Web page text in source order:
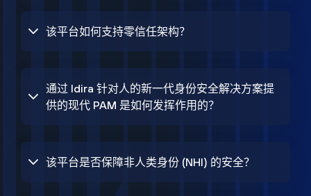
该平台如何支持零信任架构？
通过 Idira 针对人的新一代身份安全解决方案提
供的现代 PAM 是如何发挥作用的？
该平台是否保障非人类身份 (NHI) 的安全？